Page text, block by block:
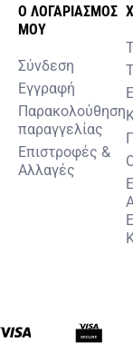
O ΛΟΓΑΡΙΑΣΜOΣ
MOY
Σύνδεση
Εγγραφή
Παρακολούθηση
παραγγελίας
Επιστροφές &
Αλλαγές